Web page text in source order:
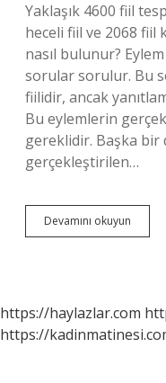
Yaklaşık 4600 fiil
heceli fiil ve 2068 fiil
nasıl bulunur?
sorular sorulur. Bu
fiilidir, ancak
Bu eylemlerin
gereklidir. Başka bir
gerçekleştirilen…
Devamını okuyun
Nedir
https://haylazlar.com
https://